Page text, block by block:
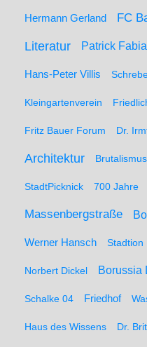
Hermann Gerland FC
Literatur Patrick
Hans-Peter Villis
Kleingartenverein
Fritz Bauer Forum Dr.
Architektur Brutalismus
StadtPicknick 700 Jahre
Massenbergstraße
Werner Hansch Stadtion
Norbert Dickel Borussia
Schalke 04 Friedhof
Haus des Wissens Dr.